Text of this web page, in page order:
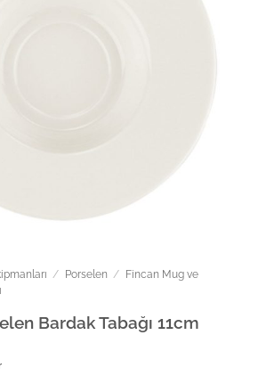
/ Porselen /
Fincan Mug ve
Bardak Tabağı 11cm